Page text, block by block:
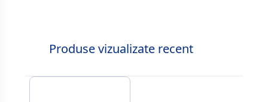
Produse vizualizate recent